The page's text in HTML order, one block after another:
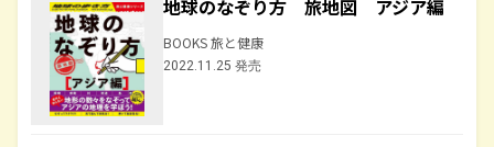
地球のなぞり方 旅地図 アジア編
BOOKS 旅と健康
2022.11.25 発売